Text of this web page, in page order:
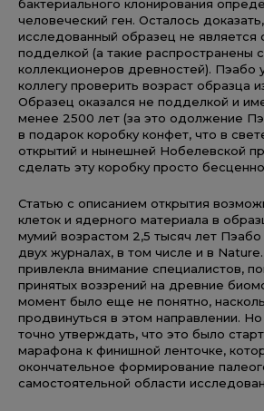
бактериального клонирования
человеческий ген. Осталось
исследованный образец не является
подделкой (а такие распространены
коллекционеров древностей). Пэабо
коллегу проверить возраст образца
Образец оказался не подделкой и
менее 2500 лет (за это одолжение
в подарок коробку конфет, что в
открытий и нынешней Нобелевской
сделать эту коробку просто
Статью с описанием открытия
клеток и ядерного материала в
мумий возрастом 2,5 тысяч лет Пэабо
двух журналах, в том числе и в
привлекла внимание специалистов,
принятых воззрений на древние
момент было еще не понятно,
продвинуться в этом направлении.
точно утверждать, что это было
марафона к финишной ленточке,
окончательное формирование
самостоятельной области